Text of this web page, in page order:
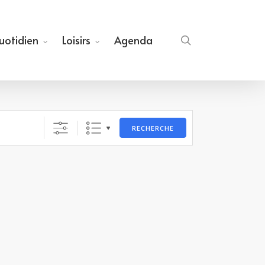
Loisirs Agenda
RECHERCHE